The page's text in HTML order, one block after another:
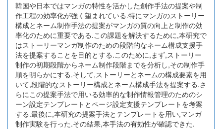
韓国や日本ではマンガの特性を活かした創作手法の提案や制
作工程の効率化が強く望まれている.特にマンガのストーリー
構成とネーム制作手法の提案がマンガの質の向上と制作の効
率化のために重要である.この課題を解決するために,本研究で
はストーリーマンガ制作のための段階的なネーム構成支援手
法を提案することを目的とする.このために,まず,ストーリー
制作の初期段階からネーム制作段階までを分析し,その制作手
順を明らかにする.そして,ストーリーとネームの構成要素を用
いて,段階的なストーリー構成とネーム構成手法を提案する.さ
らにこの提案手法で用いる効率的な制作情報管理のためのシ
ーン設定テンプレートとページ設定支援テンプレートを考案
する.最後に,本研究の提案手法とテンプレートを用い,マンガ
制作実験を行った.その結果,本手法の有効性が確認できた.